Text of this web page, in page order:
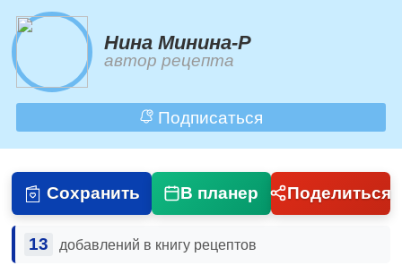
Нина Минина-Р
автор рецепта
Подписаться
Сохранить В планер Поделиться
13 добавлений в книгу рецептов